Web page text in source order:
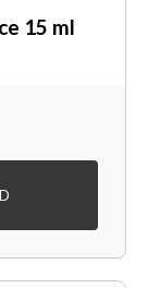
15 ml